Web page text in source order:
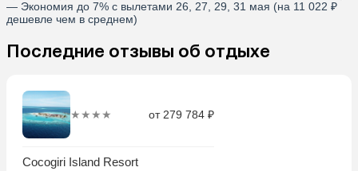
— Экономия до 7% с вылетами 26, 27, 29, 31 мая (на 11 022 ₽
дешевле чем в среднем)
Последние отзывы об отдыхе
★★★★ от 279 784 ₽
Cocogiri Island Resort